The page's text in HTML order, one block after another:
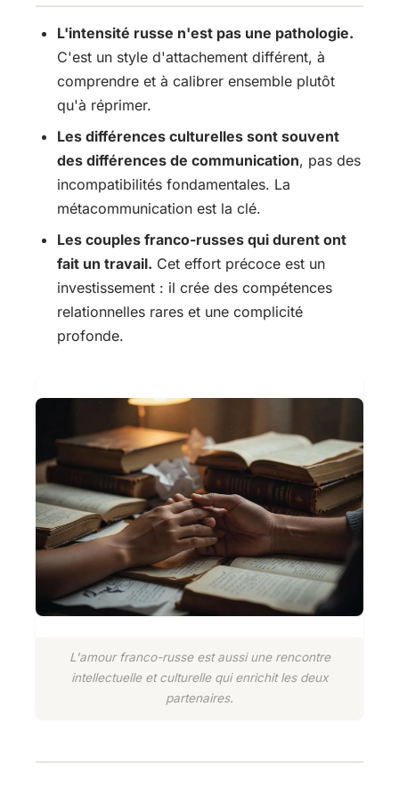
L'intensité russe n'est pas une pathologie.
C'est un style d'attachement différent, à
comprendre et à calibrer ensemble plutôt
qu'à réprimer.
Les différences culturelles sont souvent
des différences de communication, pas des
incompatibilités fondamentales. La
métacommunication est la clé.
Les couples franco-russes qui durent ont
fait un travail. Cet effort précoce est un
investissement : il crée des compétences
relationnelles rares et une complicité
profonde.
L'amour franco-russe est aussi une rencontre
intellectuelle et culturelle qui enrichit les deux
partenaires.